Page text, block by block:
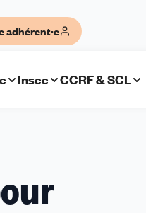
adhérent·e
Insee CCRF & SCL